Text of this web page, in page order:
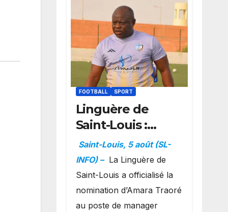
FOOTBALL SPORT
Linguère de
Saint-Louis :
Amara Traoré
nommé
manager sportif
et entraîneur de
l’équipe
Saint-Louis, 5 août (SL-
INFO) – La Linguère de
Saint-Louis a officialisé la
nomination d’Amara Traoré
au poste de manager